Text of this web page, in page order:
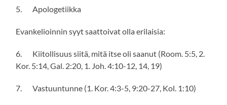
5. Apologetiikka
Evankelioinnin syyt saattoivat olla erilaisia:
6. Kiitollisuus siitä, mitä itse oli saanut (Room. 5:5, 2.
Kor. 5:14, Gal. 2:20, 1. Joh. 4:10-12, 14, 19)
7. Vastuuntunne (1. Kor. 4:3-5, 9:20-27, Kol. 1:10)